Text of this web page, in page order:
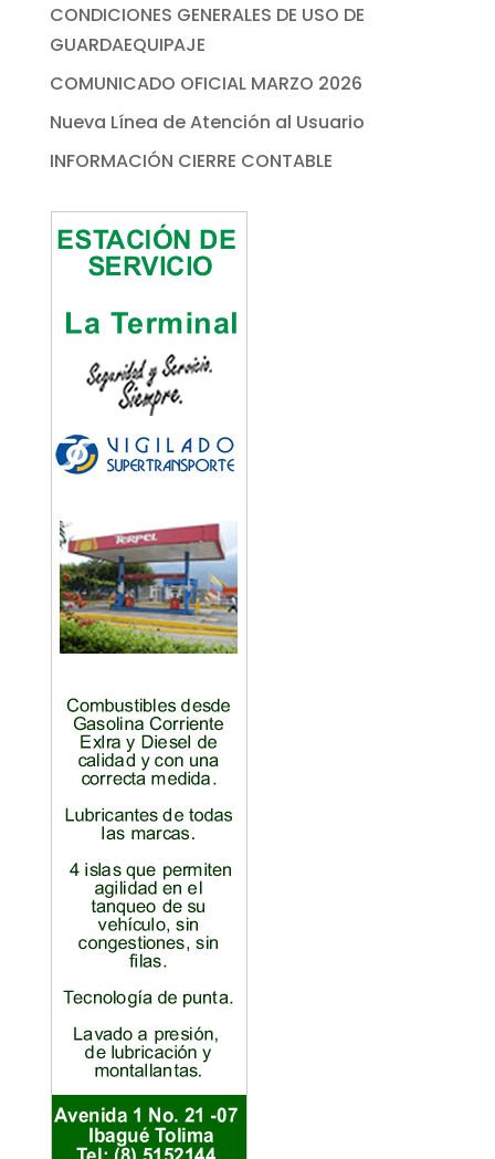
CONDICIONES GENERALES DE USO DE
GUARDAEQUIPAJE
COMUNICADO OFICIAL MARZO 2026
Nueva Línea de Atención al Usuario
INFORMACIÓN CIERRE CONTABLE